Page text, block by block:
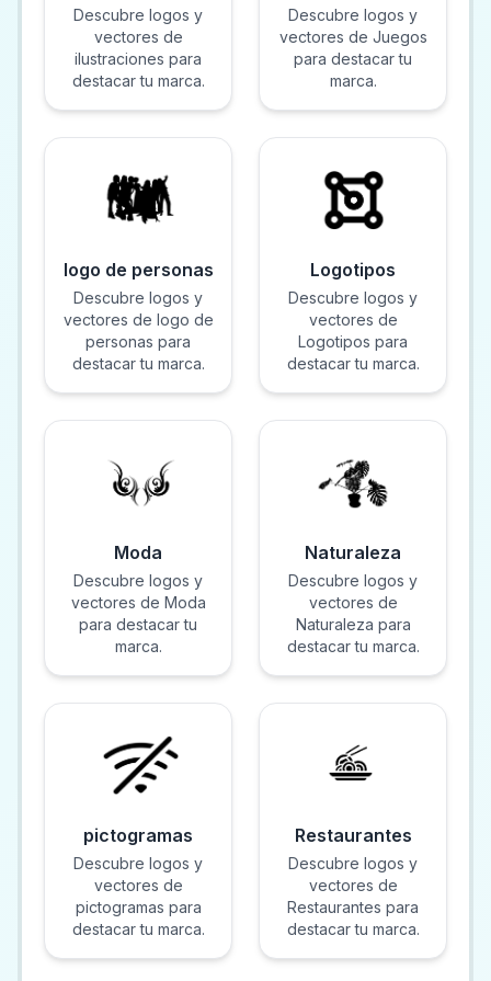
Descubre logos y
vectores de
ilustraciones para
destacar tu marca.
Descubre logos y
vectores de Juegos
para destacar tu
marca.
logo de personas
Descubre logos y
vectores de logo de
personas para
destacar tu marca.
Logotipos
Descubre logos y
vectores de
Logotipos para
destacar tu marca.
Moda
Descubre logos y
vectores de Moda
para destacar tu
marca.
Naturaleza
Descubre logos y
vectores de
Naturaleza para
destacar tu marca.
pictogramas
Descubre logos y
vectores de
pictogramas para
destacar tu marca.
Restaurantes
Descubre logos y
vectores de
Restaurantes para
destacar tu marca.